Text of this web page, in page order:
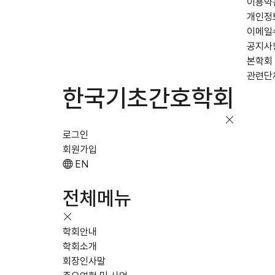
개인정
이메일
공지사
본학회
관련단
한국기초간호학회
로그인
회원가입
EN
전체메뉴
학회안내
학회소개
회장인사말